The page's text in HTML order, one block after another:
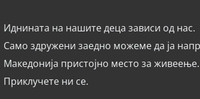
Иднината на нашите деца зависи од нас.
Само здружени заедно можеме да ја
Македонија пристојно место за живеење.
Приклучете ни се.